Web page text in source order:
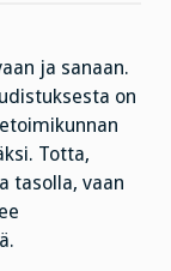
ja sanaan.
on
Totta,
tasolla, vaan